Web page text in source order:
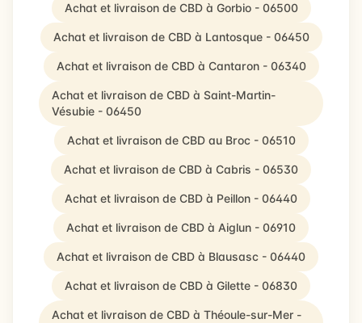
Achat et livraison de CBD à Gorbio - 06500
Achat et livraison de CBD à Lantosque - 06450
Achat et livraison de CBD à Cantaron - 06340
Achat et livraison de CBD à Saint-Martin-
Vésubie - 06450
Achat et livraison de CBD au Broc - 06510
Achat et livraison de CBD à Cabris - 06530
Achat et livraison de CBD à Peillon - 06440
Achat et livraison de CBD à Aiglun - 06910
Achat et livraison de CBD à Blausasc - 06440
Achat et livraison de CBD à Gilette - 06830
Achat et livraison de CBD à Théoule-sur-Mer -